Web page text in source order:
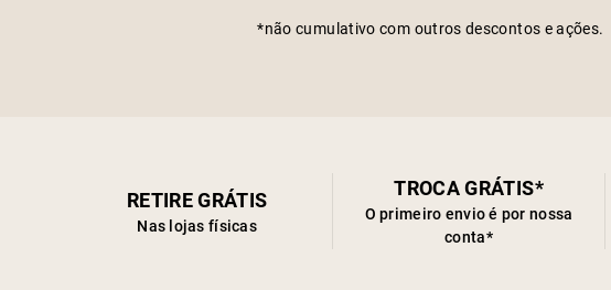
*não cumulativo com outros descontos e ações.
RETIRE GRÁTIS
Nas lojas físicas
TROCA GRÁTIS*
O primeiro envio é por nossa
conta*